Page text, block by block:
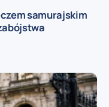
samurajskim